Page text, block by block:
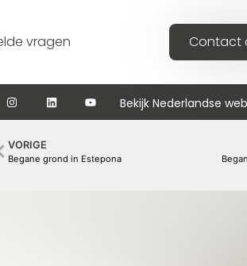
vragen Contact
Bekijk Nederlandse
VORIGE
Begane grond in Estepona